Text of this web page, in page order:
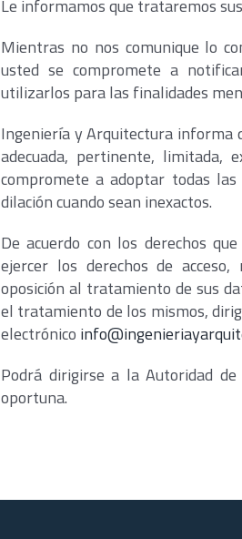
Le informamos que trataremos
Mientras no nos comunique lo
usted se compromete a
utilizarlos para las finalidades
Ingeniería y Arquitectura informa
adecuada, pertinente, limitada,
compromete a adoptar todas
dilación cuando sean inexactos.
De acuerdo con los derechos
ejercer los derechos de
oposición al tratamiento de sus
el tratamiento de los mismos,
electrónico
Podrá dirigirse a la Autoridad
oportuna.